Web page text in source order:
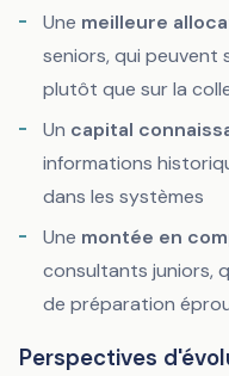
Une meilleure
seniors, qui peuvent
plutôt que sur la
Un capital
informations
dans les systèmes
Une montée en
consultants juniors,
de préparation
Perspectives